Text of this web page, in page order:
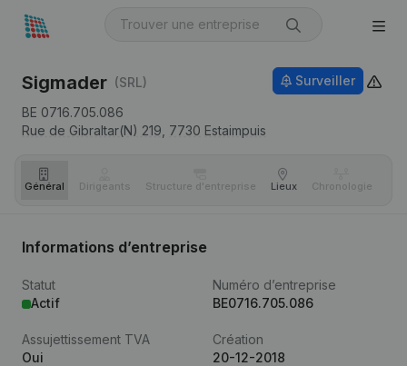
Sigmader (SRL)
BE 0716.705.086
Rue de Gibraltar(N) 219, 7730 Estaimpuis
Surveiller
Général Dirigeants Structure d'entreprise Lieux Chronologie
Informations d’entreprise
Statut
Actif
Numéro d’entreprise
BE0716.705.086
Assujettissement TVA
Oui
Création
20-12-2018